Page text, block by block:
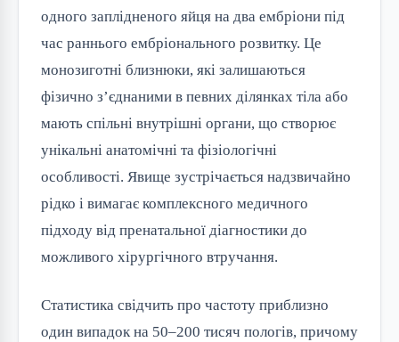
одного заплідненого яйця на два ембріони під
час раннього ембріонального розвитку. Це
монозиготні близнюки, які залишаються
фізично з’єднаними в певних ділянках тіла або
мають спільні внутрішні органи, що створює
унікальні анатомічні та фізіологічні
особливості. Явище зустрічається надзвичайно
рідко і вимагає комплексного медичного
підходу від пренатальної діагностики до
можливого хірургічного втручання.
Статистика свідчить про частоту приблизно
один випадок на 50–200 тисяч пологів, причому